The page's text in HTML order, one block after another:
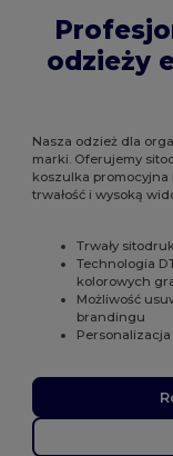
odzieży
Nasza odzież dla
marki. Oferujemy
koszulka
trwałość i wysoką
Trwały
Technologia
kolorowych
Możliwość
brandingu